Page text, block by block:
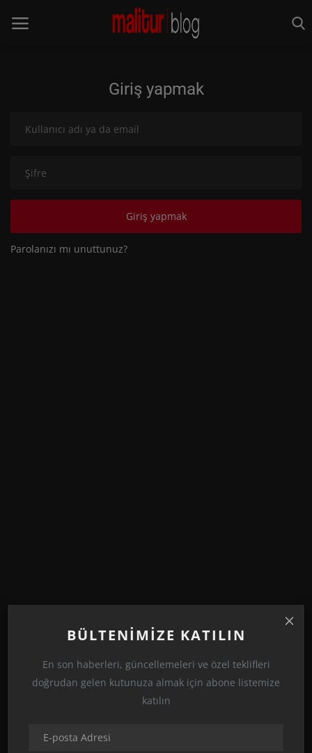
Keşfet
DÜNYA
BÜLTENIMIZE KATILIN
En son haberleri, güncellemeleri ve özel teklifleri
doğrudan gelen kutunuza almak için abone listemize
katılın
Giriş yapmak
Giriş yapmak
Parolanızı mı unuttunuz?
Malitur, A Grubu seyahat acentesi olarak tur operatörlüğü
alanında faaliyet göstermektedir. Kurulduğu günden itibaren
hızlı, güvenli ve kolay ödeme seçeneklerini sunmayı